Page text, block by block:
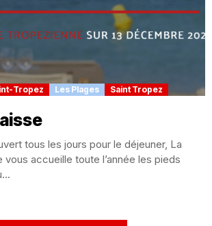
Tropez Les Plages Saint Tropez
tous les jours pour le déjeuner, La
vous accueille toute l’année les pieds